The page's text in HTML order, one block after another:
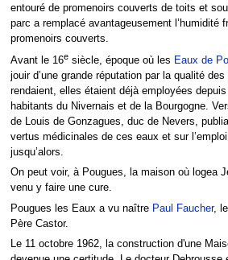
entouré de promenoirs couverts de toits et
parc a remplacé avantageusement l’humidité
promenoirs couverts.
Avant le 16esiècle, époque où les Eaux de
jouir d’une grande réputation par la qualité
rendaient, elles étaient déjà employées
habitants du Nivernais et de la Bourgogne.
de Louis de Gonzagues, duc de Nevers,
vertus médicinales de ces eaux et sur
jusqu’alors.
On peut voir, à Pougues, la maison où logea
venu y faire une cure.
Pougues les Eaux a vu naître Paul Faucher,
Père Castor.
Le 11 octobre 1962, la construction d'une